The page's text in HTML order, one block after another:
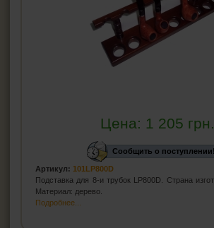
Цена: 1 205 грн.
Сообщить о поступлении!
Артикул: 101LP800D
Подставка для 8-и трубок LP800D. Страна
Материал: дерево.
Подробнее...